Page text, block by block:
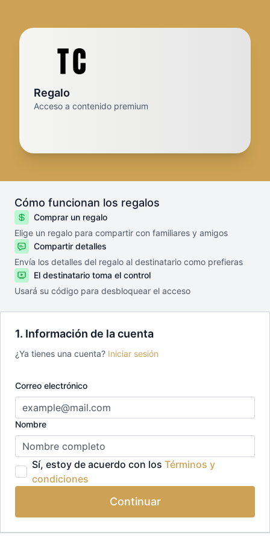
1. Información de la cuenta
¿Ya tienes una cuenta? Iniciar sesión
Correo electrónico
Nombre
Sí, estoy de acuerdo con los Términos y
condiciones
Continuar
Regalo
Acceso a contenido premium
Cómo funcionan los regalos
Comprar un regalo
Elige un regalo para compartir con familiares y amigos
Compartir detalles
Envía los detalles del regalo al destinatario como prefieras
El destinatario toma el control
Usará su código para desbloquear el acceso